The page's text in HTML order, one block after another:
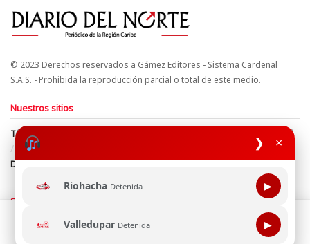
❯ ×
Riohacha Detenida ▶
Valledupar Detenida ▶
© 2023 Derechos reservados a Gámez Editores - Sistema Cardenal
S.A.S. - Prohibida la reproducción parcial o total de este medio.
Nuestros sitios
Términos y Condiciones
Derechos de Autor y Propiedad Intelectual
Política de uso de cookies
Política de Tratamiento de Datos
Directrices Editoriales
Síguenos
Esta página web usa cookie para mejorar tu experiencia de
navegación, al continuar aceptas nuestra política de uso de